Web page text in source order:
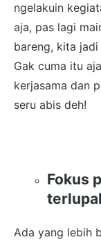
ngelakuin
aja, pas lagi
bareng, kita
Gak cuma itu
kerjasama dan
seru abis deh!
Fokus
Ada yang lebih